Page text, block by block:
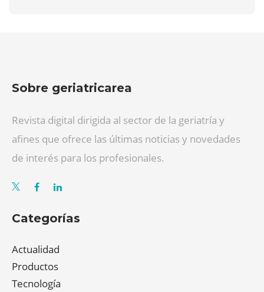
Sobre geriatricarea
Revista digital dirigida al sector de la geriatría y
afines que ofrece las últimas noticias y novedades
de interés para los profesionales.
Categorías
Actualidad
Productos
Tecnología